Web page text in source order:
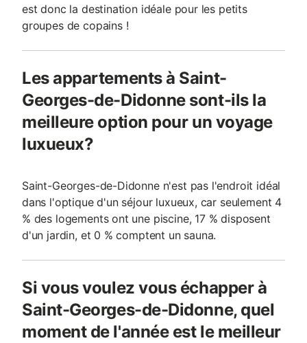
est donc la destination idéale pour les petits
groupes de copains !
Les appartements à Saint-
Georges-de-Didonne sont-ils la
meilleure option pour un voyage
luxueux?
Saint-Georges-de-Didonne n'est pas l'endroit idéal
dans l'optique d'un séjour luxueux, car seulement 4
% des logements ont une piscine, 17 % disposent
d'un jardin, et 0 % comptent un sauna.
Si vous voulez vous échapper à
Saint-Georges-de-Didonne, quel
moment de l'année est le meilleur